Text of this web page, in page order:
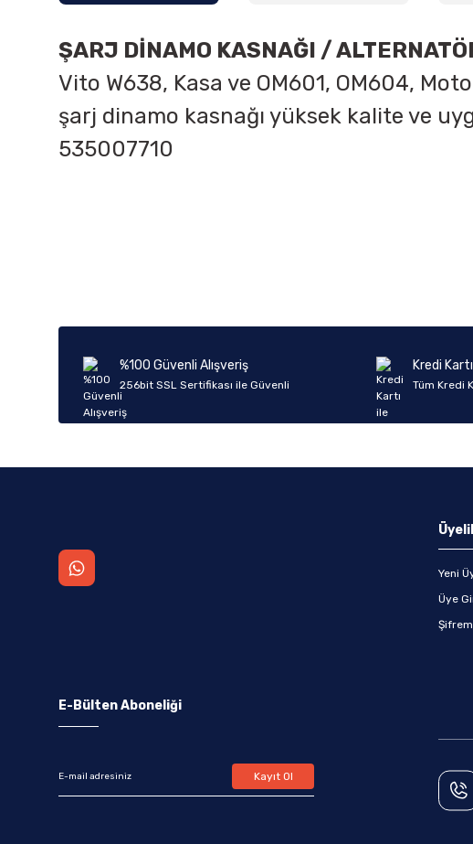
ŞARJ DİNAMO KASNAĞI /
Vito W638, Kasa ve OM601, OM604,
şarj dinamo kasnağı yüksek kalite ve
535007710
Ürün fiyatı diğer sitelerden daha pahalı.
Bu ürüne benzer farklı alternatifler olmalı.
%100 Güvenli Alışveriş
256bit SSL Sertifikası ile Güvenli
Kredi
Tüm Kredi
Yeni
Üye
E-Bülten Aboneliği
Kayıt Ol